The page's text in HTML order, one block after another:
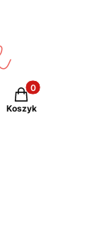
Produkty w
Koszyk